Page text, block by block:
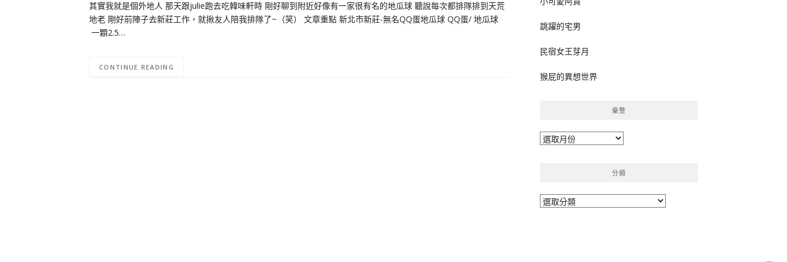
其實我就是個外地人 那天跟julie跑去吃韓味軒時 剛好聊到附近好像有一家很有名的地瓜球 聽說每次都排隊排到天荒
地老 剛好前陣子去新莊工作，就揪友人陪我排隊了~（笑） 文章重點 新北市新莊-無名QQ蛋地瓜球 QQ蛋/ 地瓜球
一顆2.5…
CONTINUE READING
跳躍的宅男
民宿女王芽月
猴屁的異想世界
彙整
彙
分類
分